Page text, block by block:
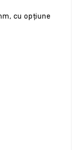
cu opțiune